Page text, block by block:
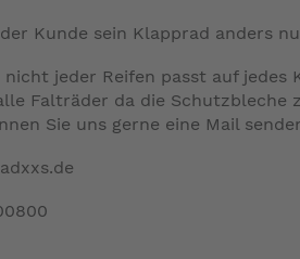
Kunde sein Klapprad anders
nicht jeder Reifen passt auf
Falträder da die Schutzbleche
Sie uns gerne eine Mail